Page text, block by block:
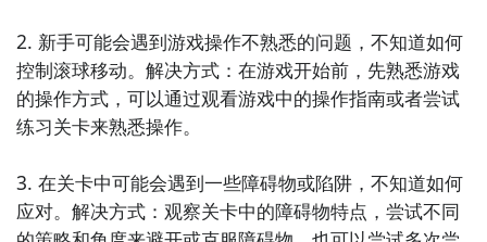
连GD都在玩的游戏APP
2. 新手可能会遇到游戏操作不熟悉的问题，不知道如何
控制滚球移动。解决方式：在游戏开始前，先熟悉游戏
的操作方式，可以通过观看游戏中的操作指南或者尝试
练习关卡来熟悉操作。
3. 在关卡中可能会遇到一些障碍物或陷阱，不知道如何
应对。解决方式：观察关卡中的障碍物特点，尝试不同